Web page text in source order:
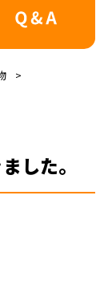
した。